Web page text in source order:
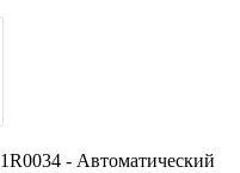
- Автоматический